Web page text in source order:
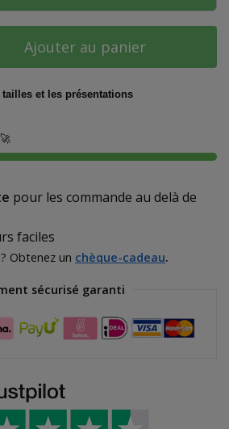
Ajouter au panier
et les présentations
pour les commande au delà de
faciles
Obtenez un chèque-cadeau.
sécurisé garanti